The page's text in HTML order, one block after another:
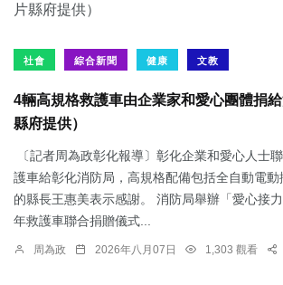
社會 綜合新聞 健康 文教
4輛高規格救護車由企業家和愛心團體捐
縣府提供）
〔記者周為政彰化報導〕彰化企業和愛心人士
護車給彰化消防局，高規格配備包括全自動電
的縣長王惠美表示感謝。 消防局舉辦「愛心接
年救護車聯合捐贈儀式...
周為政 2026年八月07日 1,303 觀看